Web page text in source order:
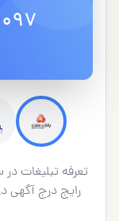
تعرفه تبلیغات در
رایج درج آگهی